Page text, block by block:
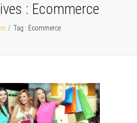
: Ecommerce
/ Tag : Ecommerce